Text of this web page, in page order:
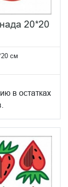
20*20
см
в остатках